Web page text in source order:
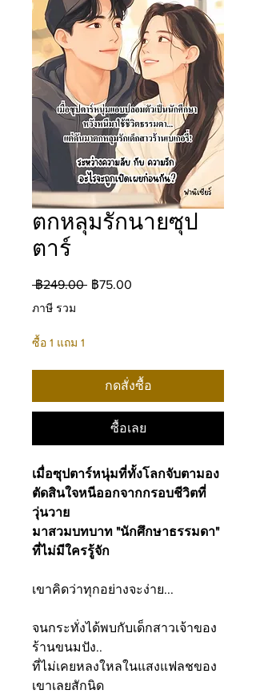
ตกหลุมรักนายซุป
ตาร์
฿249.00 ราคา
฿75.00
ภาษี รวม
ซื้อ 1 แถม 1
กดสั่งซื้อ
ซื้อเลย
เมื่อซุปตาร์หนุ่มที่ทั้งโลกจับตามอง
ตัดสินใจหนีออกจากกรอบชีวิตที่
วุ่นวาย
มาสวมบทบาท "นักศึกษาธรรมดา"
ที่ไม่มีใครรู้จัก
เขาคิดว่าทุกอย่างจะง่าย...
จนกระทั่งได้พบกับเด็กสาวเจ้าของ
ร้านขนมปัง..
ที่ไม่เคยหลงใหลในแสงแฟลชของ
เขาเลยสักนิด